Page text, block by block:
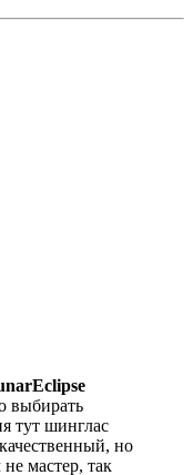
выбирать
тут шинглас
но
мастер, так